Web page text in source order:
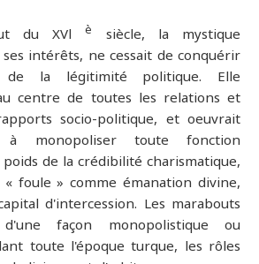
du XVlè
siècle, la mystique
intérêts, ne cessait de conquérir
de la légitimité politique. Elle
centre de toutes les relations et
socio-politique, et oeuvrait
à monopoliser toute fonction
de la crédibilité charismatique,
foule » comme émanation divine,
d'intercession. Les marabouts
d'une façon monopolistique ou
toute l'époque turque, les rôles